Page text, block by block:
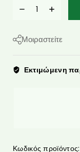
Μοιραστείτε
Εκτιμώμενη
Κωδικός προϊόντος: